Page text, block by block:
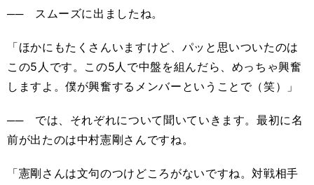
── スムーズに出ましたね。
「ほかにもたくさんいますけど、パッと思いついたのは
この5人です。この5人で中盤を組んだら、めっちゃ興奮
しますよ。僕が興奮するメンバーということで（笑）」
── では、それぞれについて聞いていきます。最初に名
前が出たのは中村憲剛さんですね。
「憲剛さんは文句のつけどころがないですね。対戦相手